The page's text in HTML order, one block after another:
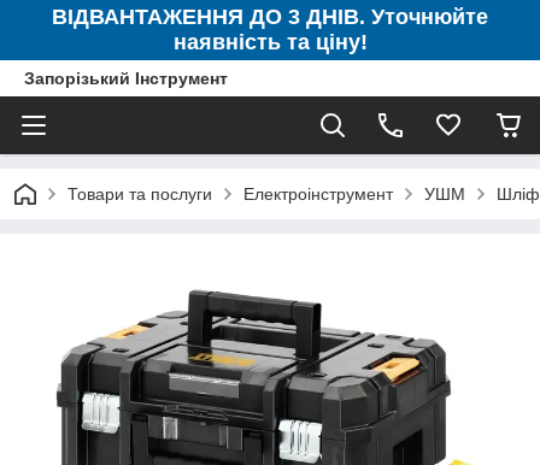
ВІДВАНТАЖЕННЯ ДО 3 ДНІВ. Уточнюйте
наявність та ціну!
Запорізький Інструмент
Товари та послуги Електроінструмент УШМ